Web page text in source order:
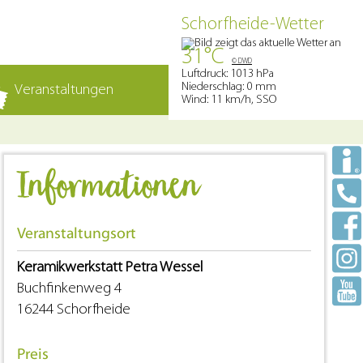
Veranstaltungen
Schorfheide-Wetter
31°C © DWD
Luftdruck: 1013 hPa
Niederschlag: 0 mm
Wind: 11 km/h, SSO
Informationen
Veranstaltungsort
Keramikwerkstatt Petra Wessel
Buchfinkenweg 4
16244 Schorfheide
Preis